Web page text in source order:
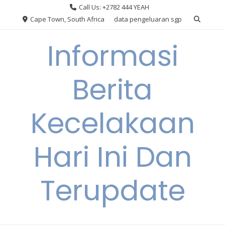
Call Us: +2782 444 YEAH
Cape Town, South Africa
data pengeluaran sgp
Informasi
Berita
Kecelakaan
Hari Ini Dan
Terupdate